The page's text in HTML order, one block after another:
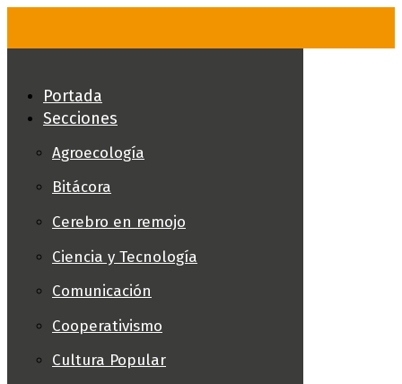
Portada
Secciones
Agroecología
Bitácora
Cerebro en remojo
Ciencia y Tecnología
Comunicación
Cooperativismo
Cultura Popular